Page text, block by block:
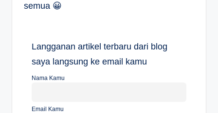
semua 😀
Langganan artikel terbaru dari blog
saya langsung ke email kamu
Nama Kamu
Email Kamu